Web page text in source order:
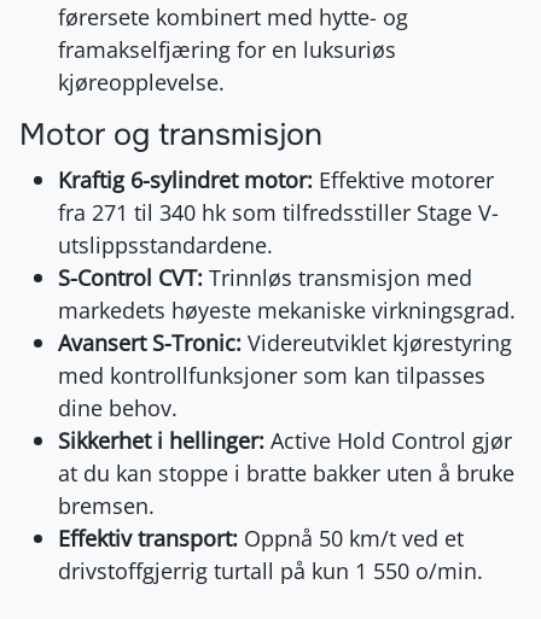
førersete kombinert med hytte- og
framakselfjæring for en luksuriøs
kjøreopplevelse.
Motor og transmisjon
Kraftig 6-sylindret motor: Effektive motorer
fra 271 til 340 hk som tilfredsstiller Stage V-
utslippsstandardene.
S-Control CVT: Trinnløs transmisjon med
markedets høyeste mekaniske virkningsgrad.
Avansert S-Tronic: Videreutviklet kjørestyring
med kontrollfunksjoner som kan tilpasses
dine behov.
Sikkerhet i hellinger: Active Hold Control gjør
at du kan stoppe i bratte bakker uten å bruke
bremsen.
Effektiv transport: Oppnå 50 km/t ved et
drivstoffgjerrig turtall på kun 1 550 o/min.